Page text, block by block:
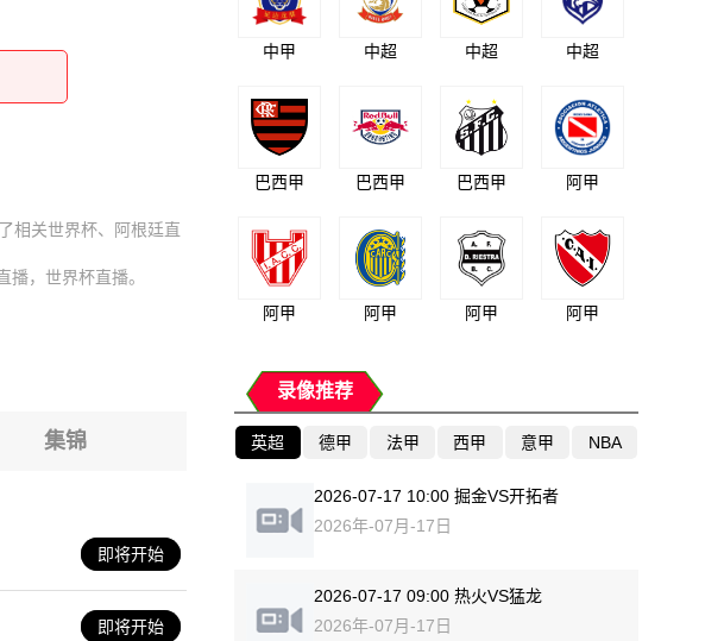
相关世界杯、阿根廷直
，世界杯直播。
集锦
即将开始
即将开始
中甲 中超 中超 中超
巴西甲 巴西甲 巴西甲 阿甲
阿甲 阿甲 阿甲 阿甲
录像推荐
英超 德甲 法甲 西甲 意甲 NBA
2026-07-17 10:00 掘金VS开拓者
2026年-07月-17日
2026-07-17 09:00 热火VS猛龙
2026年-07月-17日